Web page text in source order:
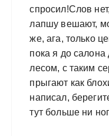
спросил!Слов
лапшу вешают,
же, ага, только
пока я до
лесом, с таким
прыгают как
написал,
тут больше ни